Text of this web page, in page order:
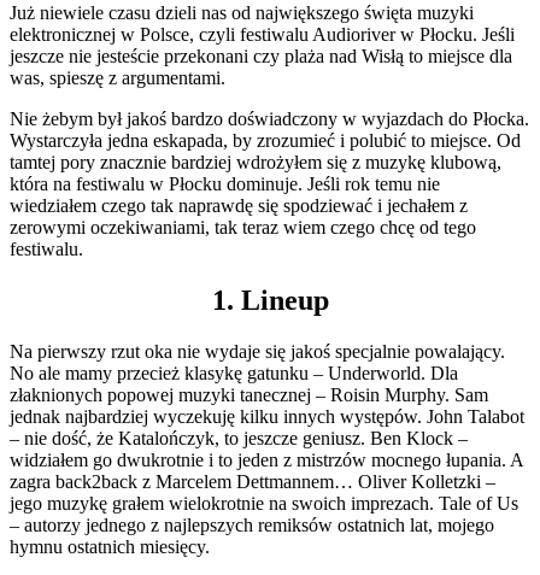
Już niewiele czasu dzieli nas od największego święta muzyki
elektronicznej w Polsce, czyli festiwalu Audioriver w Płocku. Jeśli
jeszcze nie jesteście przekonani czy plaża nad Wisłą to miejsce dla
was, spieszę z argumentami.
Nie żebym był jakoś bardzo doświadczony w wyjazdach do Płocka.
Wystarczyła jedna eskapada, by zrozumieć i polubić to miejsce. Od
tamtej pory znacznie bardziej wdrożyłem się z muzykę klubową,
która na festiwalu w Płocku dominuje. Jeśli rok temu nie
wiedziałem czego tak naprawdę się spodziewać i jechałem z
zerowymi oczekiwaniami, tak teraz wiem czego chcę od tego
festiwalu.
1. Lineup
Na pierwszy rzut oka nie wydaje się jakoś specjalnie powalający.
No ale mamy przecież klasykę gatunku – Underworld. Dla
złaknionych popowej muzyki tanecznej – Roisin Murphy. Sam
jednak najbardziej wyczekuję kilku innych występów. John Talabot
– nie dość, że Katalończyk, to jeszcze geniusz. Ben Klock –
widziałem go dwukrotnie i to jeden z mistrzów mocnego łupania. A
zagra back2back z Marcelem Dettmannem… Oliver Kolletzki –
jego muzykę grałem wielokrotnie na swoich imprezach. Tale of Us
– autorzy jednego z najlepszych remiksów ostatnich lat, mojego
hymnu ostatnich miesięcy.